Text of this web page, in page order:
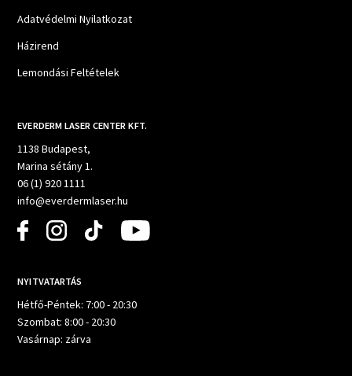
Adatvédelmi Nyilatkozat
Házirend
Lemondási Feltételek
EVERDERM LASER CENTER KFT.
1138 Budapest,
Marina sétány 1.
06 (1) 920 1111
info@everdermlaser.hu
NYITVATARTÁS
Hétfő-Péntek: 7:00 - 20:30
Szombat: 8:00 - 20:30
Vasárnap: zárva